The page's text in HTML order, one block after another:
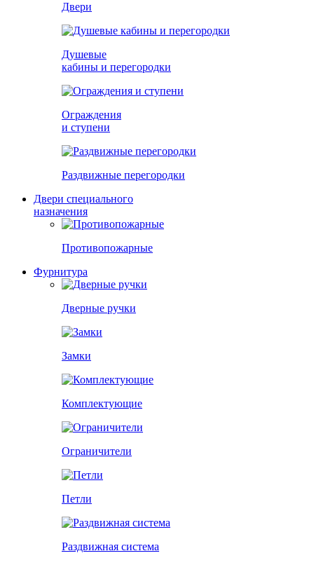
Двери
Душевые
кабины и перегородки
Ограждения
и ступени
Раздвижные перегородки
Двери специального
назначения
Противопожарные
Фурнитура
Дверные ручки
Замки
Комплектующие
Ограничители
Петли
Раздвижная система